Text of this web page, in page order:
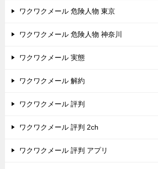
ワクワクメール 危険人物 東京
ワクワクメール 危険人物 神奈川
ワクワクメール 実態
ワクワクメール 解約
ワクワクメール 評判
ワクワクメール 評判 2ch
ワクワクメール 評判 アプリ